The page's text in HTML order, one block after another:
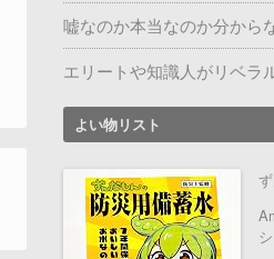
嘘なのか本当なのか分から
エリートや知識人がリベラ
よい物リスト